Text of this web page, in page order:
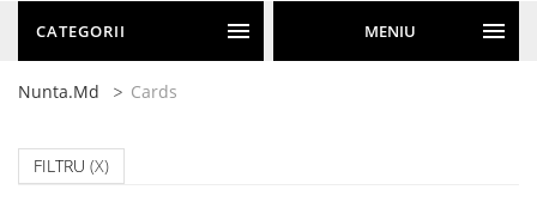
CATEGORII MENIU
Nunta.md Cards
FILTRU (X)